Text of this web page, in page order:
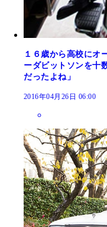
１６歳から高校にオ
ーダビットソンを十
だったよね」
2016年04月26日 06:00